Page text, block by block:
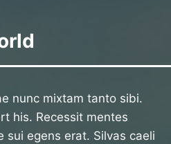
nunc mixtam tanto sibi.
his. Recessit mentes
sui egens erat. Silvas caeli